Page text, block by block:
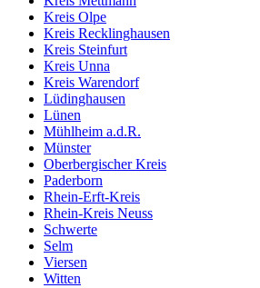
Kreis Olpe
Kreis Recklinghausen
Kreis Steinfurt
Kreis Unna
Kreis Warendorf
Lüdinghausen
Lünen
Mühlheim a.d.R.
Münster
Oberbergischer Kreis
Paderborn
Rhein-Erft-Kreis
Rhein-Kreis Neuss
Schwerte
Selm
Viersen
Witten